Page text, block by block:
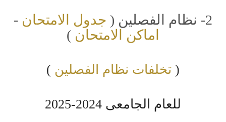
2- نظام الفصلين (
جدول الامتحان -
اماكن الامتحان )
( تخلفات نظام الفصلين )
للعام الجامعى 2024-2025